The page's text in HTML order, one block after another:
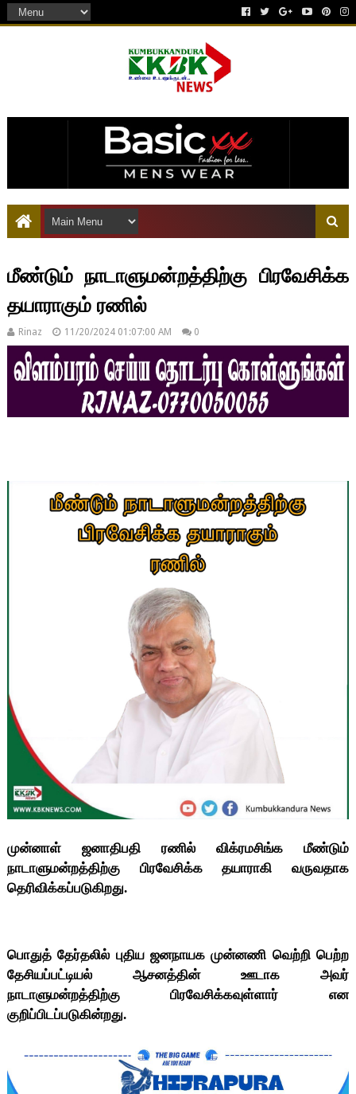
இது ஒரு கட்டணம் செலுத்தப்பட்ட விளம்பரம்
மீண்டும் நாடாளுமன்றத்திற்கு பிரவேசிக்க
தயாராகும் ரணில்
Rinaz 11/20/2024 01:07:00 AM 0
முன்னாள் ஜனாதிபதி ரணில் விக்ரமசிங்க மீண்டும்
நாடாளுமன்றத்திற்கு பிரவேசிக்க தயாராகி வருவதாக
தெரிவிக்கப்படுகிறது.
பொதுத் தேர்தலில் புதிய ஜனநாயக முன்னணி வெற்றி பெற்ற
தேசியப்பட்டியல் ஆசனத்தின் ஊடாக அவர்
நாடாளுமன்றத்திற்கு பிரவேசிக்கவுள்ளார் என
குறிப்பிடப்படுகின்றது.